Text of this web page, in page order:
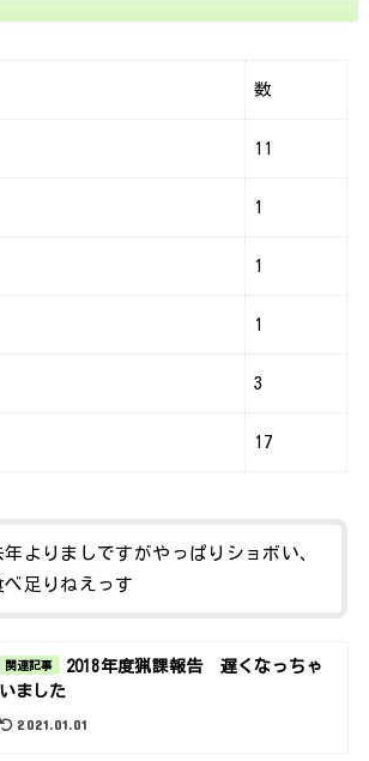
数
11
1
1
1
3
17
年よりましですがやっぱりショボい、
べ足りねえっす
関連記事
2018年度猟課報告 遅くなっちゃ
いました
2021.01.01